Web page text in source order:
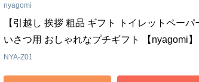
nyagomi
【引越し 挨拶 粗品 ギフト トイレットペー
いさつ用 おしゃれなプチギフト 【nyagomi】
NYA-Z01